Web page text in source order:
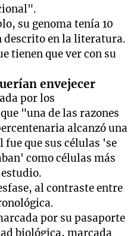
su genoma tenía 10
descrito en la literatura.
tienen que ver con su
envejecer
por los
"una de las razones
alcanzó una
que sus células 'se
como células más
al contraste entre
por su pasaporte
biológica, marcada